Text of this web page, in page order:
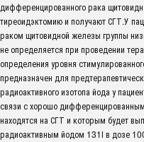
дифференцированного рака
тиреоидэктомию и получают СГТ.У
раком щитовидной железы группы
не определяется при проведении
определения уровня
предназначен для
радиоактивного изотопа йода у
связи с хорошо
находятся на СГТ и которым будет
радиоактивным йодом 131І в дозе